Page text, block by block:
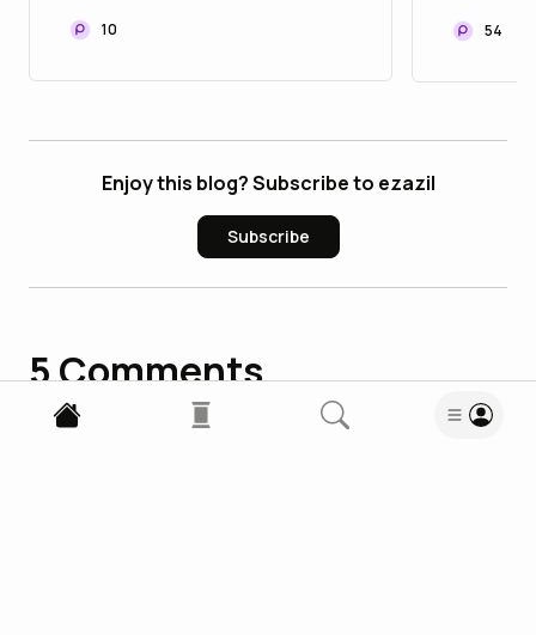
10 54
Enjoy this blog? Subscribe to ezazil
Subscribe
5Comments